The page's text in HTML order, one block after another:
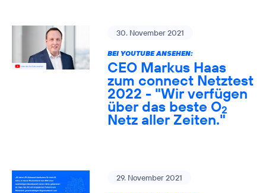
30. November 2021
BEI YOUTUBE ANSEHEN:
CEO Markus Haas
zum connect Netztest
2022 - "Wir verfügen
über das beste O2
Netz aller Zeiten."
29. November 2021